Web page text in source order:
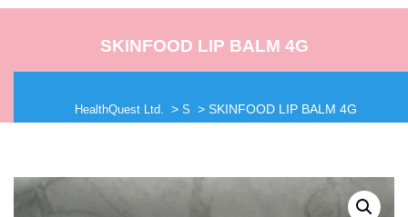
SKINFOOD LIP BALM 4G
HealthQuest Ltd. > S > SKINFOOD LIP BALM 4G